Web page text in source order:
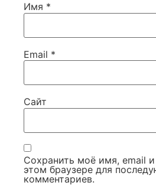
Имя *
Email *
Сайт
Сохранить моё имя, email
этом браузере для
комментариев.